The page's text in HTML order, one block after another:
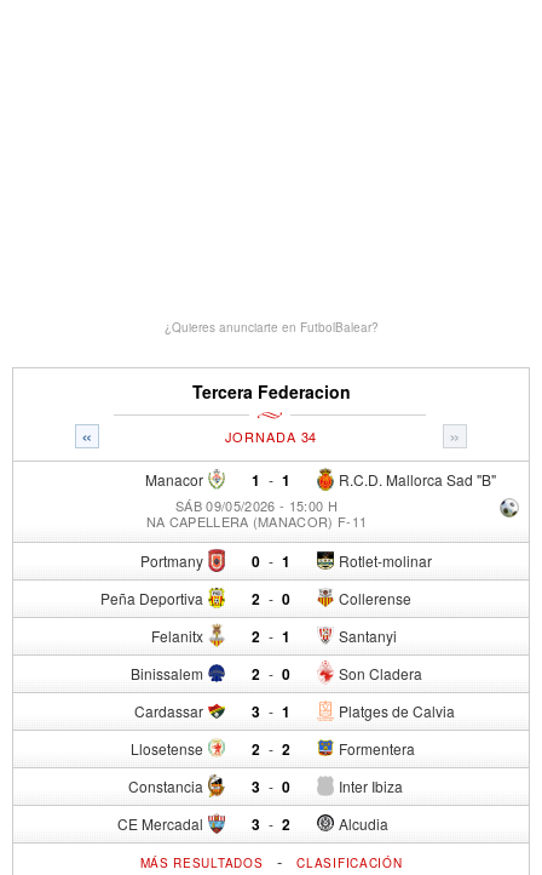
¿Quieres anunciarte en FutbolBalear?
Tercera Federacion
« »
JORNADA 34
Manacor 1 - R.C.D. Mallorca Sad "B"
1
SÁB 09/05/2026 - 15:00 H
NA CAPELLERA (MANACOR) F-11
Portmany 0 - Rotlet-molinar
1
Peña Deportiva 2 - Collerense
0
Felanitx 2 - Santanyi
1
Binissalem 2 - Son Cladera
0
Cardassar 3 - Platges de Calvia
1
Llosetense 2 - Formentera
2
Constancia 3 - Inter Ibiza
0
CE Mercadal 3 - Alcudia
2
MÁS RESULTADOS -CLASIFICACIÓN